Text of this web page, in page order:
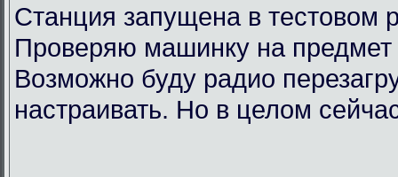
Станция запущена в тестовом
Проверяю машинку на предмет
Возможно буду радио
настраивать. Но в целом